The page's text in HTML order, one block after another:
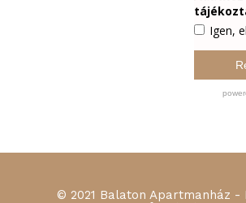
© 2021 Balaton Apartmanház -